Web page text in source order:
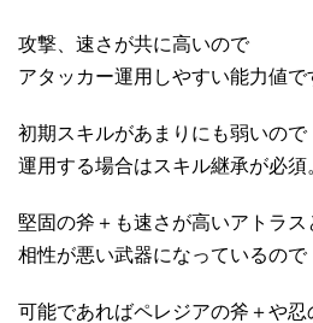
攻撃、速さが共に高いので
アタッカー運用しやすい能力値で
初期スキルがあまりにも弱いので
運用する場合はスキル継承が必須
堅固の斧＋も速さが高いアトラス
相性が悪い武器になっているので
可能であればペレジアの斧＋や忍